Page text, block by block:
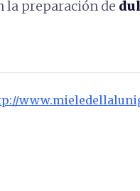
la preparación de